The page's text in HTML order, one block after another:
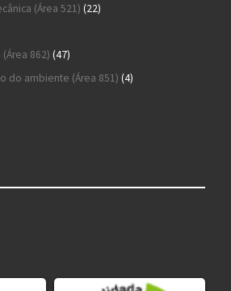
(Área 521) 2222 produtos
862) 4747 produtos
do ambiente (Área 851) 44 produtos